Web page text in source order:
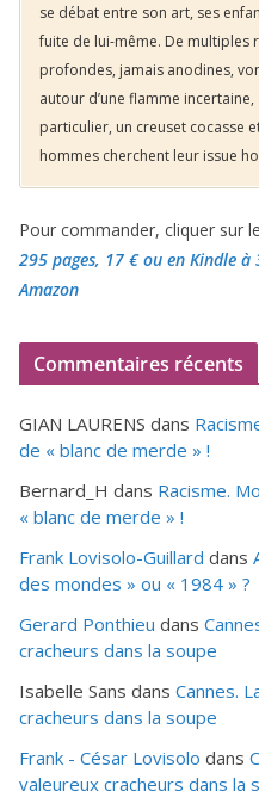
se débat entre son art, ses
fuite de lui-même. De multiples
profondes, jamais anodines,
autour d’une flamme
particulier, un creuset cocasse
hommes cherchent leur issue
Pour commander, cliquer sur
295 pages, 17 €ou en Kindle à
Amazon
Commentaires récents
GIAN LAURENS dans
de « blanc de merde » !
Bernard_H dans Racisme.
« blanc de merde » !
Frank Lovisolo-Guillard dans
des mondes » ou « 1984 » ?
Gerard Ponthieu dans
cracheurs dans la soupe
Isabelle Sans dans Cannes.
cracheurs dans la soupe
Frank - César Lovisolo dans
valeureux cracheurs dans la